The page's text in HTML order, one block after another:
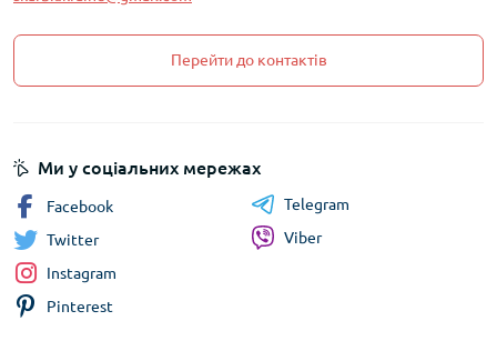
Перейти до контактів
Ми у соціальних мережах
Facebook
Twitter
Instagram
Pinterest
Telegram
Viber